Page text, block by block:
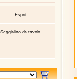
Esprit
Seggiolino da tavolo